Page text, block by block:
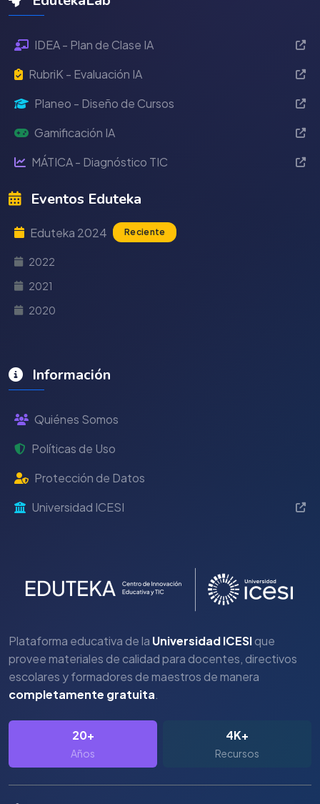
IDEA - Plan de Clase IA
RubriK - Evaluación IA
Planeo - Diseño de Cursos
Gamificación IA
MÁTICA - Diagnóstico TIC
Eventos Eduteka
Eduteka 2024 Reciente
2022
2021
2020
Información
Quiénes Somos
Políticas de Uso
Protección de Datos
Universidad ICESI
Plataforma educativa de la Universidad ICESIque
provee materiales de calidad para docentes, directivos
escolares y formadores de maestros de manera
completamente gratuita.
20+
Años
4K+
Recursos